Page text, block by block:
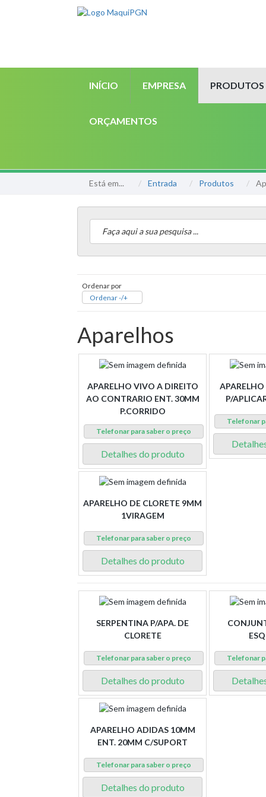
INÍCIO EMPRESA PRODUTOS
ORÇAMENTOS
Está em... Entrada Produtos
Ordenar por
Ordenar -/+
Aparelhos
APARELHO VIVO A DIREITO
AO CONTRARIO ENT. 30MM
P.CORRIDO
Telefonar para saber o preço
Detalhes do produto
P/
Telefonar
APARELHO DE CLORETE 9MM
1VIRAGEM
Telefonar para saber o preço
Detalhes do produto
SERPENTINA P/APA. DE
CLORETE
Telefonar para saber o preço
Detalhes do produto
Telefonar
APARELHO ADIDAS 10MM
ENT. 20MM C/SUPORT
Telefonar para saber o preço
Detalhes do produto